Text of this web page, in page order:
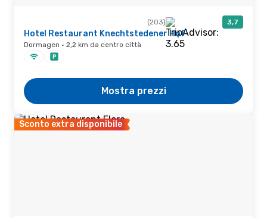
(203) 3,7
Hotel Restaurant Knechtstedener Hof
Dormagen · 2,2 km da centro città
Mostra prezzi
Sconto extra disponibile